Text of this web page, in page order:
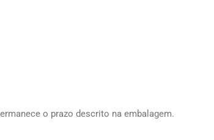
o prazo descrito na embalagem.